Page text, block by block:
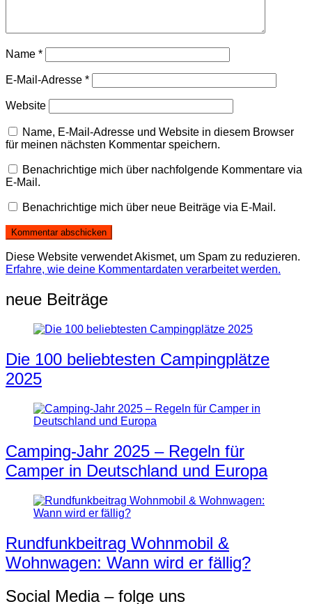
Name *
E-Mail-Adresse *
Website
Name, E-Mail-Adresse und Website in diesem Browser
für meinen nächsten Kommentar speichern.
Benachrichtige mich über nachfolgende Kommentare via
E-Mail.
Benachrichtige mich über neue Beiträge via E-Mail.
Diese Website verwendet Akismet, um Spam zu reduzieren.
Erfahre, wie deine Kommentardaten verarbeitet werden.
neue Beiträge
Die 100 beliebtesten Campingplätze
2025
Camping-Jahr 2025 – Regeln für
Camper in Deutschland und Europa
Rundfunkbeitrag Wohnmobil &
Wohnwagen: Wann wird er fällig?
Social Media – folge uns